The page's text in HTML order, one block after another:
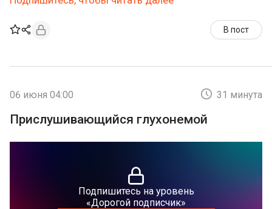
В пост
06 июня 04:00 31 минута
Прислушивающийся глухонемой
Подпишитесь на уровень
«Дорогой подписчик»